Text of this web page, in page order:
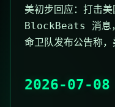
美初步回应：打击
BlockBeats 消息
命卫队发布公告称
2026-07-08